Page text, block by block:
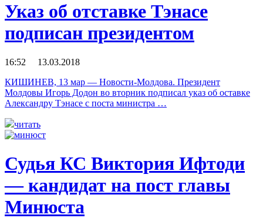
Указ об отставке Тэнасе
подписан президентом
16:52 13.03.2018
КИШИНЕВ, 13 мар — Новости-Молдова. Президент
Молдовы Игорь Додон во вторник подписал указ об оставке
Александру Тэнасе с поста министра …
читать
Судья КС Виктория Ифтоди
— кандидат на пост главы
Минюста